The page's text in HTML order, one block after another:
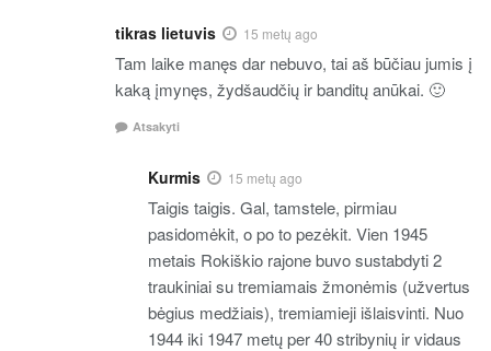
tikras lietuvis 15 metų ago
Tam laike manęs dar nebuvo, tai aš būčiau jumis į
kaką įmynęs, žydšaudčių ir banditų anūkai. 🙂
Atsakyti
Kurmis 15 metų ago
Taigis taigis. Gal, tamstele, pirmiau
pasidomėkit, o po to pezėkit. Vien 1945
metais Rokiškio rajone buvo sustabdyti 2
traukiniai su tremiamais žmonėmis (užvertus
bėgius medžiais), tremiamieji išlaisvinti. Nuo
1944 iki 1947 metų per 40 stribynių ir vidaus